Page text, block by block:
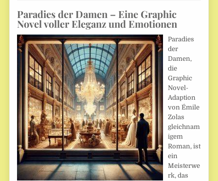
Paradies der Damen – Eine Graphic
Novel voller Eleganz und Emotionen
Paradies
der
Damen,
die
Graphic
Novel-
Adaption
von Émile
Zolas
gleichnam
igem
Roman, ist
ein
Meisterwe
rk, das